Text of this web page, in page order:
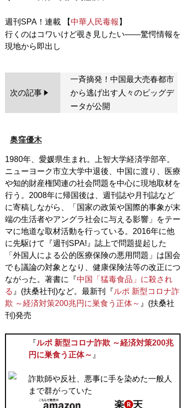
週刊SPA！連載 【中華人民毒報 】
行くのはコワいけど覗き見したい――驚愕情報を
次の記事
一斉摘発！中国最大売春都市
から逃げ出す人々のビッグデ
ータが公開
奥窪優木
1980年、愛媛県生まれ。上智大学経済学部卒。
ニューヨーク市立大学中退後、中国に渡り、医療
や知的財産権関連の社会問題を中心に現地取材を
行う。2008年に帰国後は、週刊誌や月刊誌など
に寄稿しながら、「国家の政策や国際的事象が末
端の生活者やアングラ社会に与える影響」をテー
マに地道な取材活動を行っている。2016年に他
に先駆けて『週刊SPA!』誌上で問題提起した
「外国人による公的医療保険の悪用問題」は国会
でも議論の対象となり、健康保険法等の改正につ
ながった。著書に『中国「猛毒食品」に殺され
る 』(扶桑社刊)など。最新刊『ルポ 新型コロナ詐
欺 ～経済対策200兆円に巣食う正体～ 』(扶桑社
刊)発売
『ルポ 新型コロナ詐欺 ～経済対策200兆
円に巣食う正体～ 』
詐欺師や反社、悪事に手を染めた一般人
まで群がっていた